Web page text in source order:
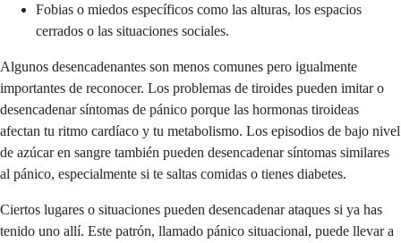
Fobias o miedos específicos como las alturas, los espacios
cerrados o las situaciones sociales.
Algunos desencadenantes son menos comunes pero igualmente
importantes de reconocer. Los problemas de tiroides pueden imitar o
desencadenar síntomas de pánico porque las hormonas tiroideas
afectan tu ritmo cardíaco y tu metabolismo. Los episodios de bajo nivel
de azúcar en sangre también pueden desencadenar síntomas similares
al pánico, especialmente si te saltas comidas o tienes diabetes.
Ciertos lugares o situaciones pueden desencadenar ataques si ya has
tenido uno allí. Este patrón, llamado pánico situacional, puede llevar a